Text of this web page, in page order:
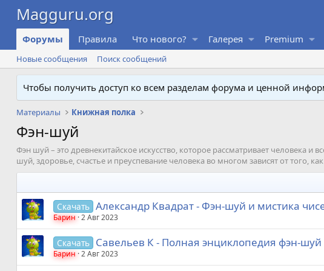
Форумы Правила Что нового? Галерея Premium
Новые сообщения Поиск сообщений
Чтобы получить доступ ко всем разделам форума и ценной
Материалы Книжная полка
Фэн-шуй
Фэн шуй – это древнекитайское искусство, которое рассматривает человека и
шуй, здоровье, счастье и преуспевание человека во многом зависят от того,
Скачать Александр Квадрат - Фэн-шуй и мистика
Барин 2 Авг 2023
Скачать Савельев К - Полная энциклопедия фэн-шуй
Барин 2 Авг 2023